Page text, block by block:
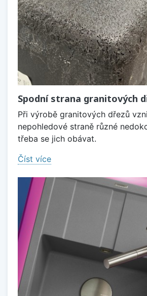
Spodní strana granitových
Při výrobě granitových dřezů
nepohledové straně různé
třeba se jich obávat.
Číst více